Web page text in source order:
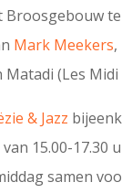
Broosgebouw
Mark Meekers,
(Les Midi
& Jazz
15.00-17.30
samen